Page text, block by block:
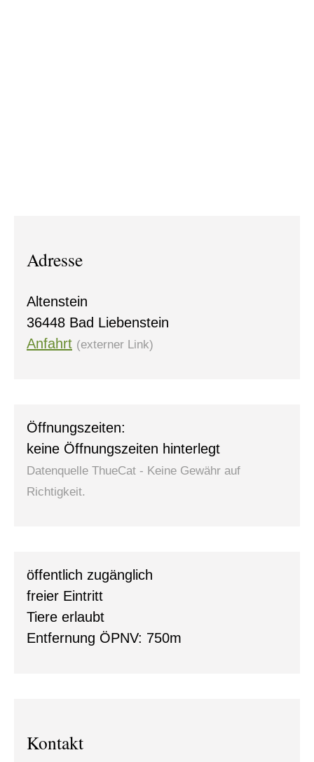
Adresse
Altenstein
36448 Bad Liebenstein
Anfahrt (externer Link)
Öffnungszeiten:
keine Öffnungszeiten hinterlegt
Datenquelle ThueCat - Keine Gewähr auf
Richtigkeit.
öffentlich zugänglich
freier Eintritt
Tiere erlaubt
Entfernung ÖPNV: 750m
Kontakt